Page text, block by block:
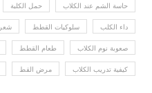
حاسة الشم عند الكلاب حمل الكلبة
داء الكلب سلوكيات القطط
صعوبة نوم الكلاب طعام القطط
كيفية تدريب الكلاب مرض القط